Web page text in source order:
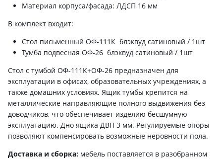
Материал корпуса/фасада: ЛДСП 16 мм
В комплект входит:
Стол письменный ОФ-111К блэквуд сатиновый / 1шт
Тумба подвесная ОФ-26 блэквуд сатиновый / 1шт
Стол с тумбой ОФ-111К+ОФ-26 предназначен для
эксплуатации в офисах, образовательных учреждениях, а
также домашних условиях. Ящик тумбы крепится на
металлические направляющие полного выдвижения без
доводчиков, что обеспечивает изделию бесшумную
эксплуатацию. Дно ящика ДВП 3 мм. Регулируемые опоры
позволяют компенсировать возможные неровности пола.
Доставка и сборка: мебель поставляется в разобранном